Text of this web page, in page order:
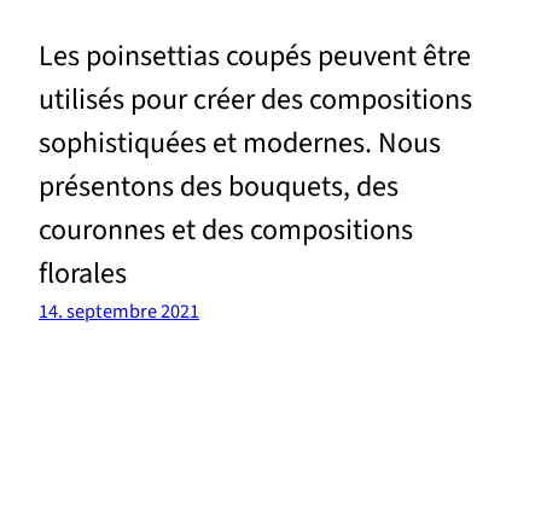
Les poinsettias coupés peuvent être
utilisés pour créer des compositions
sophistiquées et modernes. Nous
présentons des bouquets, des
couronnes et des compositions
florales
14. septembre 2021